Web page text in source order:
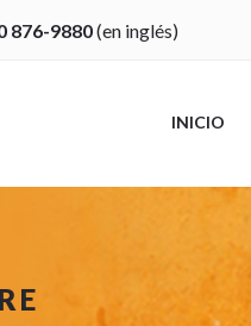
876-9880(en inglés)
INICIO